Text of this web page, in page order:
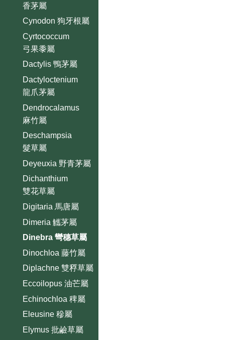
香茅屬
Cynodon 狗牙根屬
Cyrtococcum
弓果黍屬
Dactylis 鴨茅屬
Dactyloctenium
龍爪茅屬
Dendrocalamus
麻竹屬
Deschampsia
髮草屬
Deyeuxia 野青茅屬
Dichanthium
雙花草屬
Digitaria 馬唐屬
Dimeria 觿茅屬
Dinebra 彎穗草屬
Dinochloa 藤竹屬
Diplachne 雙稃草屬
Eccoilopus 油芒屬
Echinochloa 稗屬
Eleusine 穇屬
Elymus 批鹼草屬